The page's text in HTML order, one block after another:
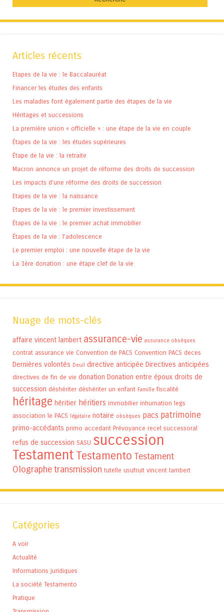
Articles récents
Etapes de la vie : le Baccalauréat
Financer les études des enfants
Les maladies font également partie des étapes de la vie
Héritages et successions
La première union « officielle » : une étape de la vie en couple
Étapes de la vie : les études supérieures
Étape de la vie : la retraite
Macron annonce un projet de réforme des droits de succession
Les impacts d’une réforme des droits de succession
Etapes de la vie : la naissance
Etapes de la vie : le premier investissement
Étapes de la vie : le premier achat immobilier
Étapes de la vie : l’adolescence
Le premier emploi : une nouvelle étape de la vie
La 1ère donation : une étape clef de la vie
Nuage de mots-clés
affaire vincent lambert assurance-vie assurance obsèques
contrat assurance vie Convention de PACS Convention PACS deces
Dernières volontés Deuil directive anticipée Directives anticipées
directives de fin de vie donation Donation entre époux droits de
succession déshériter déshériter un enfant Famille fiscalité
héritage héritier héritiers immobilier inhumation legs
association le PACS légataire notaire obsèques pacs patrimoine
primo-accédants primo accedant Prévoyance recel successoral
refus de succession SASU succession
Testament Testamento Testament
Olographetransmission tutelle usufruit vincent lambert
Catégories
A voir
Actualité
Informations juridiques
La société Testamento
Pratique